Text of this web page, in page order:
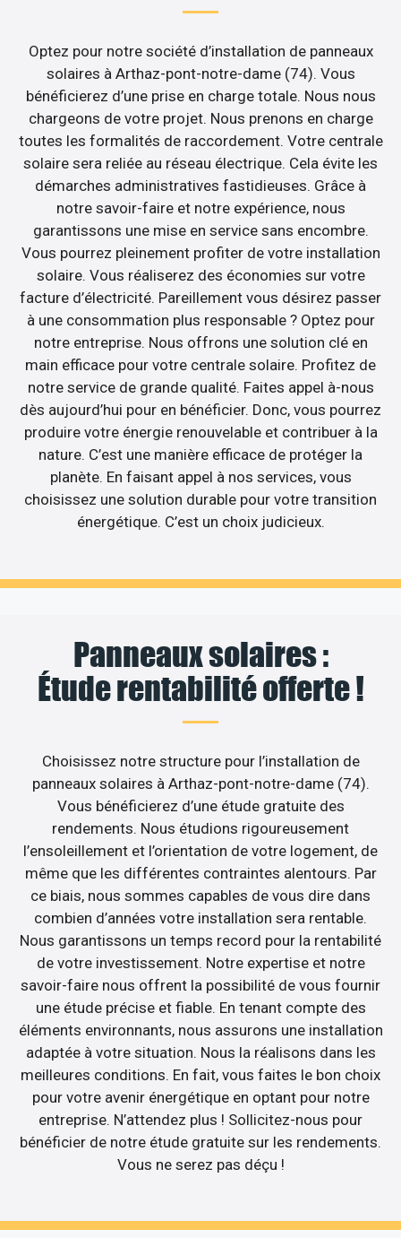
Optez pour notre société d’installation de panneaux
solaires à Arthaz-pont-notre-dame (74). Vous
bénéficierez d’une prise en charge totale. Nous nous
chargeons de votre projet. Nous prenons en charge
toutes les formalités de raccordement. Votre centrale
solaire sera reliée au réseau électrique. Cela évite les
démarches administratives fastidieuses. Grâce à
notre savoir-faire et notre expérience, nous
garantissons une mise en service sans encombre.
Vous pourrez pleinement profiter de votre installation
solaire. Vous réaliserez des économies sur votre
facture d’électricité. Pareillement vous désirez passer
à une consommation plus responsable ? Optez pour
notre entreprise. Nous offrons une solution clé en
main efficace pour votre centrale solaire. Profitez de
notre service de grande qualité. Faites appel à-nous
dès aujourd’hui pour en bénéficier. Donc, vous pourrez
produire votre énergie renouvelable et contribuer à la
nature. C’est une manière efficace de protéger la
planète. En faisant appel à nos services, vous
choisissez une solution durable pour votre transition
énergétique. C’est un choix judicieux.
Panneaux solaires :
Étude rentabilité offerte !
Choisissez notre structure pour l’installation de
panneaux solaires à Arthaz-pont-notre-dame (74).
Vous bénéficierez d’une étude gratuite des
rendements. Nous étudions rigoureusement
l’ensoleillement et l’orientation de votre logement, de
même que les différentes contraintes alentours. Par
ce biais, nous sommes capables de vous dire dans
combien d’années votre installation sera rentable.
Nous garantissons un temps record pour la rentabilité
de votre investissement. Notre expertise et notre
savoir-faire nous offrent la possibilité de vous fournir
une étude précise et fiable. En tenant compte des
éléments environnants, nous assurons une installation
adaptée à votre situation. Nous la réalisons dans les
meilleures conditions. En fait, vous faites le bon choix
pour votre avenir énergétique en optant pour notre
entreprise. N’attendez plus ! Sollicitez-nous pour
bénéficier de notre étude gratuite sur les rendements.
Vous ne serez pas déçu !